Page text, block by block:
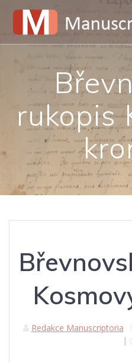
rukopis
Redakce Manuscriptoria
|